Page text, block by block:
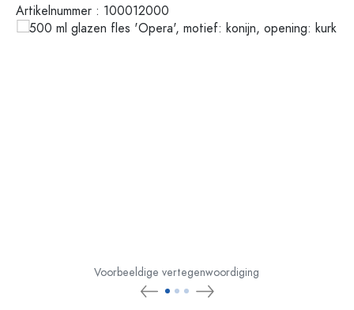
Artikelnummer : 100012000
Voorbeeldige vertegenwoordiging